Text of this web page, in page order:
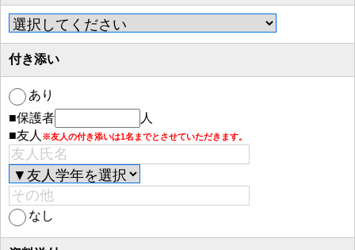
付き添い
あり
■保護者
人
■友人 ※友人の付き添いは1名までとさせていただきます。
なし